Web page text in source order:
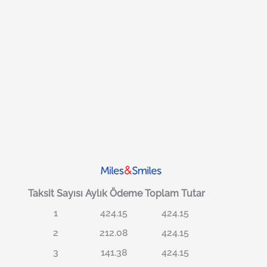
Taksit Sayısı Aylık Ödeme Toplam Tutar
1
424.15
424.15
2
212.08
424.15
3
141.38 424.15